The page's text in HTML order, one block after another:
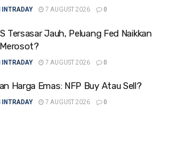
INTRADAY 7 AUGUST 2026 0
Tersasar Jauh, Peluang Fed Naikkan
INTRADAY 7 AUGUST 2026 0
Harga Emas: NFP Buy Atau Sell?
INTRADAY 7 AUGUST 2026 0